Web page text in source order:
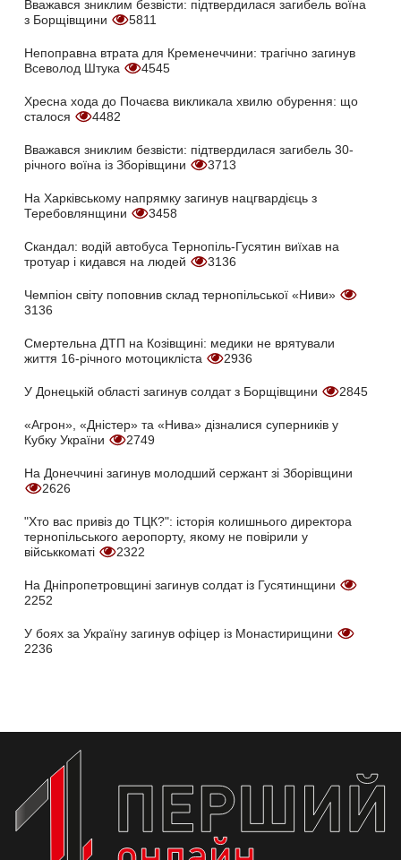
Вважався зниклим безвісти: підтвердилася загибель воїна
з Борщівщини
5811
Непоправна втрата для Кременеччини: трагічно загинув
Всеволод Штука
4545
Хресна хода до Почаєва викликала хвилю обурення: що
сталося
4482
Вважався зниклим безвісти: підтвердилася загибель 30-
річного воїна із Зборівщини
3713
На Харківському напрямку загинув нацгвардієць з
Теребовлянщини
3458
Скандал: водій автобуса Тернопіль-Гусятин виїхав на
тротуар і кидався на людей
3136
Чемпіон світу поповнив склад тернопільської «Ниви»
3136
Смертельна ДТП на Козівщині: медики не врятували
життя 16-річного мотоцикліста
2936
У Донецькій області загинув солдат з Борщівщини 2845
«Агрон», «Дністер» та «Нива» дізналися суперників у
Кубку України
2749
На Донеччині загинув молодший сержант зі Зборівщини
2626
"Хто вас привіз до ТЦК?": історія колишнього директора
тернопільського аеропорту, якому не повірили у
військкоматі
2322
На Дніпропетровщині загинув солдат із Гусятинщини
2252
У боях за Україну загинув офіцер із Монастирищини
2236